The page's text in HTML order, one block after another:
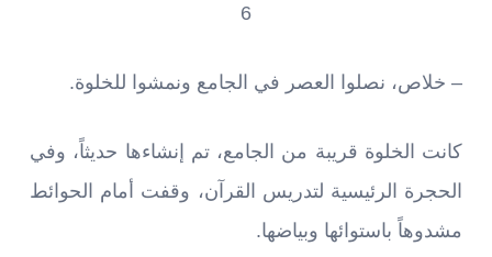
6
– خلاص، نصلوا العصر في الجامع ونمشوا للخلوة.
كانت الخلوة قريبة من الجامع، تم إنشاءها حديثاً، وفي
الحجرة الرئيسية لتدريس القرآن، وقفت أمام الحوائط
مشدوهاً باستوائها وبياضها.